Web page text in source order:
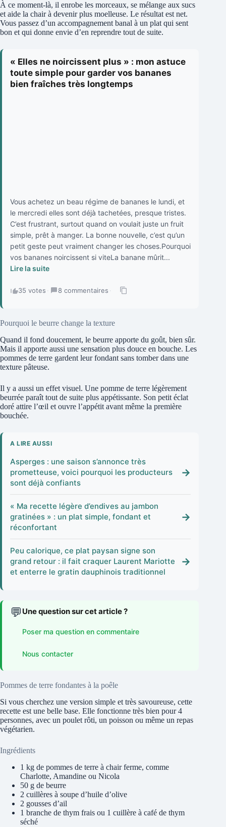
À ce moment-là, il enrobe les morceaux, se mélange aux sucs
et aide la chair à devenir plus moelleuse. Le résultat est net.
Vous passez d’un accompagnement banal à un plat qui sent
bon et qui donne envie d’en reprendre tout de suite.
« Elles ne noircissent plus » : mon astuce
toute simple pour garder vos bananes
bien fraîches très longtemps
Vous achetez un beau régime de bananes le lundi, et
le mercredi elles sont déjà tachetées, presque tristes.
C’est frustrant, surtout quand on voulait juste un fruit
simple, prêt à manger. La bonne nouvelle, c’est qu’un
petit geste peut vraiment changer les choses.Pourquoi
vos bananes noircissent si viteLa banane mûrit...
Lire la suite
35 votes · 8 commentaires ·
Pourquoi le beurre change la texture
Quand il fond doucement, le beurre apporte du goût, bien sûr.
Mais il apporte aussi une sensation plus douce en bouche. Les
pommes de terre gardent leur fondant sans tomber dans une
texture pâteuse.
Il y a aussi un effet visuel. Une pomme de terre légèrement
beurrée paraît tout de suite plus appétissante. Son petit éclat
doré attire l’œil et ouvre l’appétit avant même la première
bouchée.
A LIRE AUSSI
Asperges : une saison s’annonce très
prometteuse, voici pourquoi les producteurs
sont déjà confiants
→
« Ma recette légère d’endives au jambon
gratinées » : un plat simple, fondant et
réconfortant
→
Peu calorique, ce plat paysan signe son
grand retour : il fait craquer Laurent Mariotte
et enterre le gratin dauphinois traditionnel
→
💬 Une question sur cet article ?
Poser ma question en commentaire
Nous contacter
Pommes de terre fondantes à la poêle
Si vous cherchez une version simple et très savoureuse, cette
recette est une belle base. Elle fonctionne très bien pour 4
personnes, avec un poulet rôti, un poisson ou même un repas
végétarien.
Ingrédients
1 kg de pommes de terre à chair ferme, comme
Charlotte, Amandine ou Nicola
50 g de beurre
2 cuillères à soupe d’huile d’olive
2 gousses d’ail
1 branche de thym frais ou 1 cuillère à café de thym
séché